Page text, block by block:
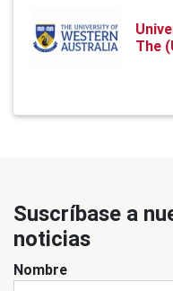
The
Suscríbase a
noticias
Nombre